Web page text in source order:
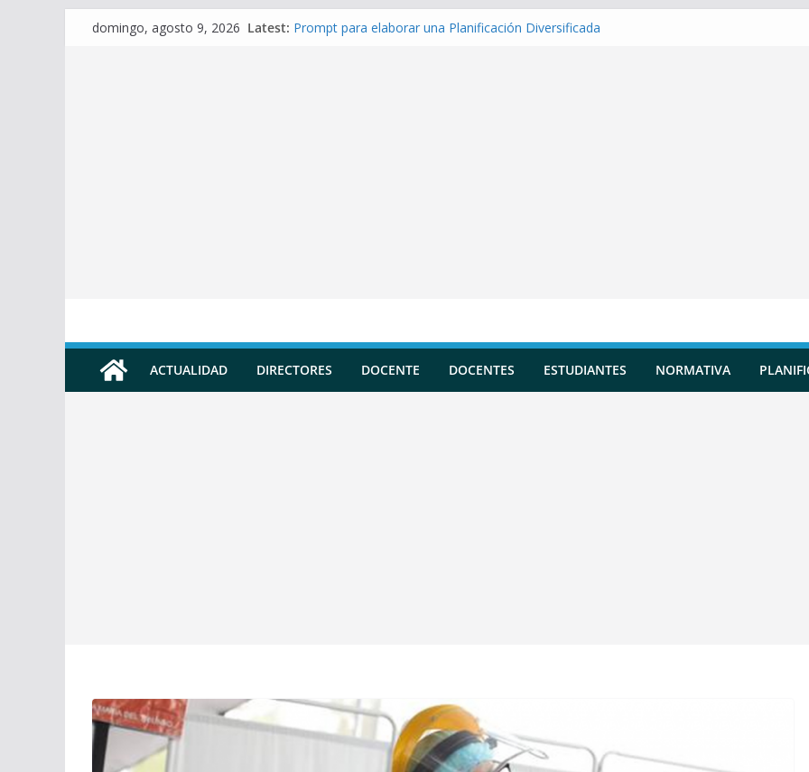
domingo, agosto 9, 2026 Latest: Prompt para elaborar una Planificación Diversificada
ACTUALIDAD DIRECTORES DOCENTE DOCENTES ESTUDIANTES NORMATIVA